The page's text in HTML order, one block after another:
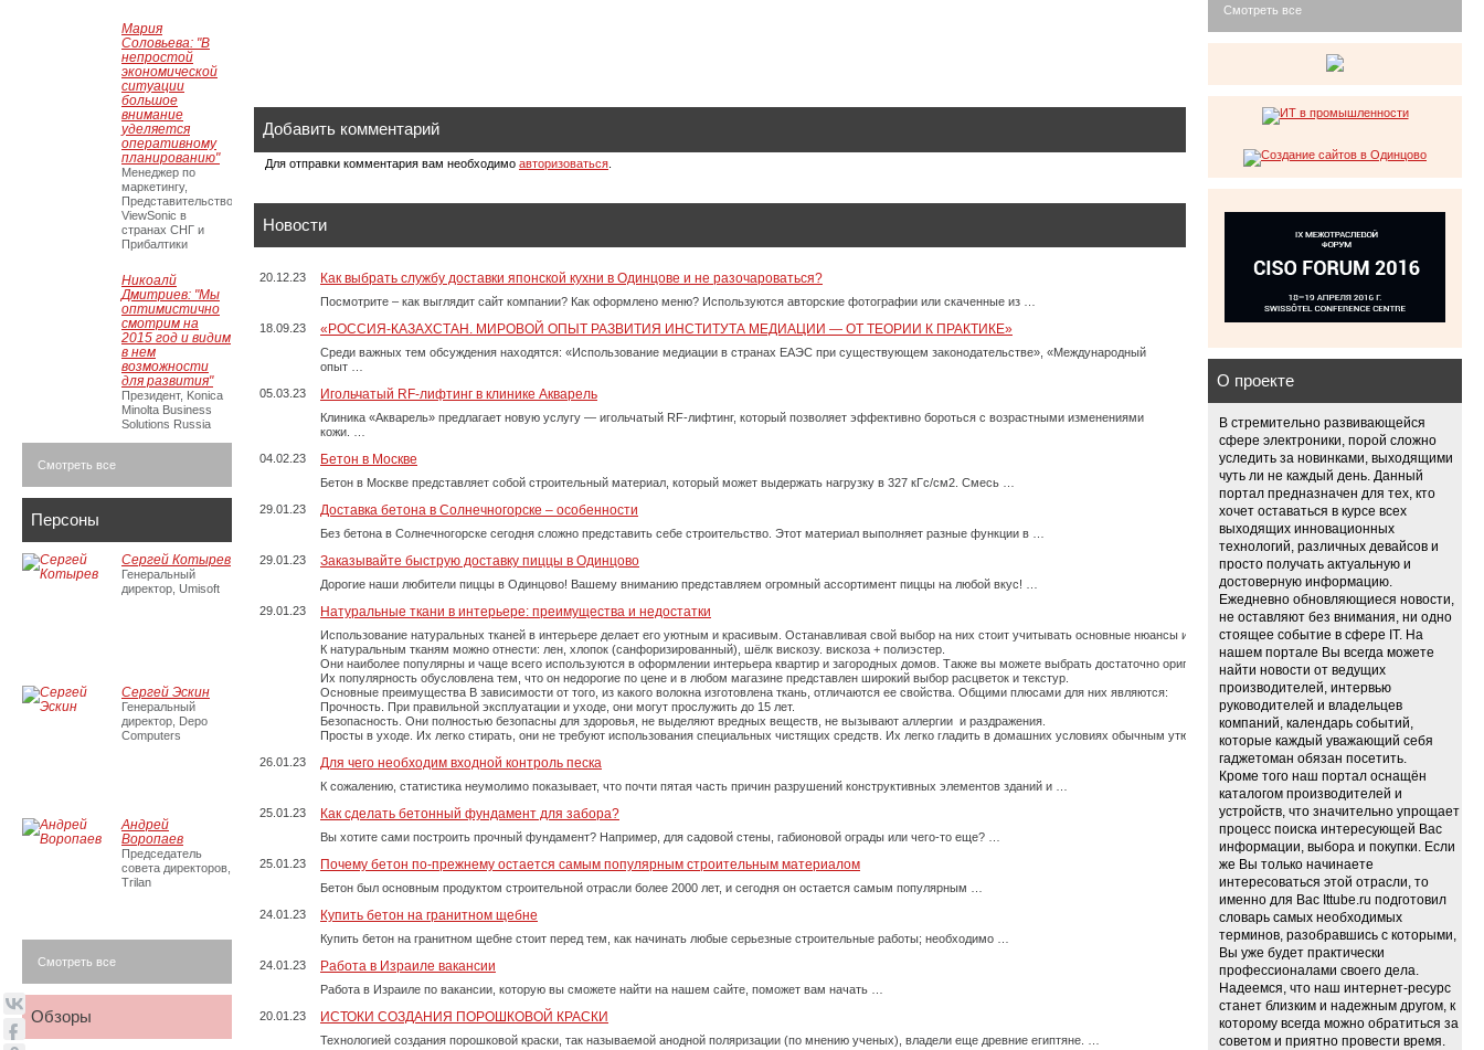
Добавить комментарий
Для отправки комментария вам необходимо авторизоваться
Новости
20.12.23 Как выбрать службу доставки японской кухни в Одинцове и не разочароваться?
Посмотрите – как выглядит сайт компании? Как оформлено меню? Используются авторские фотографии или скаченные из …
18.09.23
«РОССИЯ-КАЗАХСТАН. МИРОВОЙ ОПЫТ РАЗВИТИЯ ИНСТИТУТА МЕДИАЦИИ — ОТ ТЕОРИИ К ПРАКТИКЕ»
Среди важных тем обсуждения находятся: «Использование медиации в странах ЕАЭС при существующем законодательстве», «Международный
опыт …
05.03.23
Игольчатый RF-лифтинг в клинике Акварель
Клиника «Акварель» предлагает новую услугу — игольчатый RF-лифтинг, который позволяет эффективно бороться с возрастными изменениями
кожи. …
04.02.23
Бетон в Москве
Бетон в Москве представляет собой строительный материал, который может выдержать нагрузку в 327 кГс/см2. Смесь …
29.01.23
Доставка бетона в Солнечногорске – особенности
Без бетона в Солнечногорске сегодня сложно представить себе строительство. Этот материал выполняет разные функции в …
29.01.23
Заказывайте быструю доставку пиццы в Одинцово
Дорогие наши любители пиццы в Одинцово! Вашему вниманию представляем огромный ассортимент пиццы на любой вкус! …
29.01.23
Натуральные ткани в интерьере: преимущества и недостатки
Использование натуральных тканей в интерьере делает его уютным и красивым. Останавливая свой выбор на них стоит учитывать основные нюансы их использования, иначе по истечению времени
К натуральным тканям можно отнести: лен, хлопок (санфоризированный), шёлк вискозу. вискоза + полиэстер.
Они наиболее популярны и чаще всего используются в оформлении интерьера квартир и загородных домов. Также вы можете выбрать достаточно оригинальные ткани, изготовленные из крапивы,
Их популярность обусловлена тем, что он недорогие по цене и в любом магазине представлен широкий выбор расцветок и текстур.
Основные преимущества В зависимости от того, из какого волокна изготовлена ткань, отличаются ее свойства. Общими плюсами для них являются:
Прочность. При правильной эксплуатации и уходе, они могут прослужить до 15 лет.
Безопасность. Они полностью безопасны для здоровья, не выделяют вредных веществ, не вызывают аллергии и раздражения.
Просты в уходе. Их легко стирать, они не требуют использования специальных чистящих средств. Их легко гладить в домашних условиях обычным утюгом. …
26.01.23
Для чего необходим входной контроль песка
К сожалению, статистика неумолимо показывает, что почти пятая часть причин разрушений конструктивных элементов зданий и …
25.01.23
Как сделать бетонный фундамент для забора?
Вы хотите сами построить прочный фундамент? Например, для садовой стены, габионовой ограды или чего-то еще? …
25.01.23
Почему бетон по-прежнему остается самым популярным строительным материалом
Бетон был основным продуктом строительной отрасли более 2000 лет, и сегодня он остается самым популярным …
24.01.23
Купить бетон на гранитном щебне
Купить бетон на гранитном щебне стоит перед тем, как начинать любые серьезные строительные работы; необходимо …
24.01.23
Работа в Израиле вакансии
Работа в Израиле по вакансии, которую вы сможете найти на нашем сайте, поможет вам начать …
20.01.23
ИСТОКИ СОЗДАНИЯ ПОРОШКОВОЙ КРАСКИ
Технологией создания порошковой краски, так называемой анодной поляризации (по мнению ученых), владели еще древние египтяне. …
Мария
Соловьева: "В
непростой
экономической
ситуации
большое
внимание
уделяется
оперативному
планированию"
Менеджер по
маркетингу,
Представительство
ViewSonic в
странах СНГ и
Прибалтики
Никоалй
Дмитриев: "Мы
оптимистично
смотрим на
2015 год и видим
в нем
возможности
для развития"
Президент, Konica
Minolta Business
Solutions Russia
Смотреть все
Персоны
Сергей Котырев
Генеральный
директор, Umisoft
Сергей Эскин
Генеральный
директор, Depo
Computers
Андрей
Воропаев
Председатель
совета директоров,
Trilan
Смотреть все
Обзоры
Смотреть все
О проекте
В стремительно развивающейся
сфере электроники, порой сложно
уследить за новинками, выходящими
чуть ли не каждый день. Данный
портал предназначен для тех, кто
хочет оставаться в курсе всех
выходящих инновационных
технологий, различных девайсов и
просто получать актуальную и
достоверную информацию.
Ежедневно обновляющиеся новости,
не оставляют без внимания, ни одно
стоящее событие в сфере IT. На
нашем портале Вы всегда можете
найти новости от ведущих
производителей, интервью
руководителей и владельцев
компаний, календарь событий,
которые каждый уважающий себя
гаджетоман обязан посетить.
Кроме того наш портал оснащён
каталогом производителей и
устройств, что значительно упрощает
процесс поиска интересующей Вас
информации, выбора и покупки. Если
же Вы только начинаете
интересоваться этой отрасли, то
именно для Вас Ittube.ru подготовил
словарь самых необходимых
терминов, разобравшись с которыми,
Вы уже будет практически
профессионалами своего дела.
Надеемся, что наш интернет-ресурс
станет близким и надежным другом, к
которому всегда можно обратиться за
советом и приятно провести время.